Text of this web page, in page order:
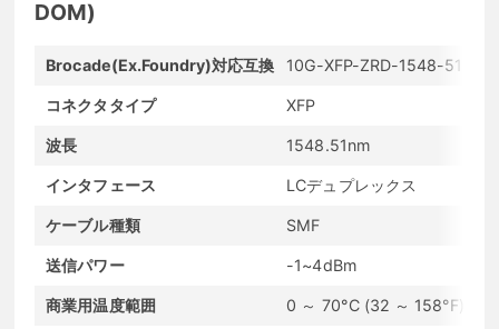
DOM)
Brocade(Ex.Foundry)対応互換 10G-XFP-ZRD-1548-51
コネクタタイプ XFP
波長 1548.51nm
インタフェース LCデュプレックス
ケーブル種類 SMF
送信パワー -1~4dBm
商業用温度範囲 0 ～ 70°C (32 ～ 158°F)